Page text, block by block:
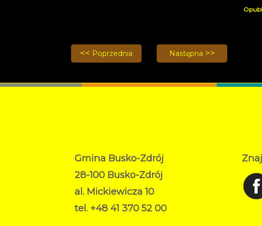
Poprzednia strona: Wernisaż wystawy Palmy
Poprzednia Następna strona:
Następna
Gmina Busko-Zdrój
28-100 Busko-Zdrój
al. Mickiewicza 10
tel. +48 41 370 52 00